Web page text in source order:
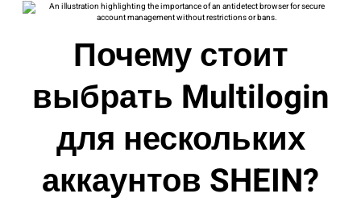
Почему стоит
выбрать Multilogin
для нескольких
аккаунтов SHEIN?